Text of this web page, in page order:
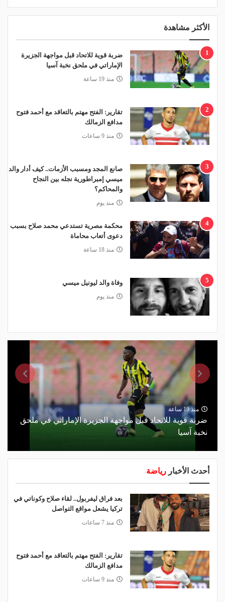
الأكثر مشاهدة
1
ضربة قوية للاتحاد قبل مواجهة الجزيرة
الإماراتي في ملحق نخبة آسيا
منذ 19 ساعة
2
تقارير: الفتح مهتم بالتعاقد مع أحمد فتوح
مدافع الزمالك
منذ 9 ساعات
3
صانع المجد ومسبب الأزمات.. كيف أدار والد
ميسي إمبراطورية نجله بين النجاح
والمحاكم؟
منذ يوم
4
محكمة مصرية تستدعي محمد صلاح بسبب
دعوى أتعاب محاماة
منذ 18 ساعة
5 وفاة والد ليونيل ميسي
منذ يوم
منذ 19 ساعة
ضربة قوية للاتحاد قبل مواجهة الجزيرة الإماراتي في ملحق
نخبة آسيا
أحدث الأخبار رياضة
بعد فراق ليفربول.. لقاء صلاح وكوناتي في
تركيا يشعل مواقع التواصل
منذ 7 ساعات
تقارير: الفتح مهتم بالتعاقد مع أحمد فتوح
مدافع الزمالك
منذ 9 ساعات